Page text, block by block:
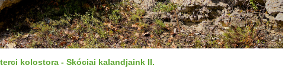
kolostora - Skóciai kalandjaink II.